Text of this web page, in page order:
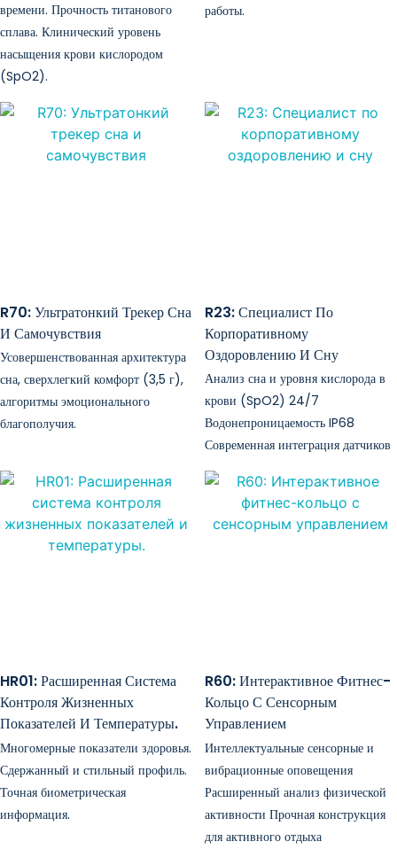
времени. Прочность титанового
сплава. Клинический уровень
насыщения крови кислородом
(SpO2).
работы.
R70: Ультратонкий Трекер Сна
И Самочувствия
Усовершенствованная архитектура
сна, сверхлегкий комфорт (3,5 г),
алгоритмы эмоционального
благополучия.
R23: Специалист По
Корпоративному
Оздоровлению И Сну
Анализ сна и уровня кислорода в
крови (SpO2) 24/7
Водонепроницаемость IP68
Современная интеграция датчиков
HR01: Расширенная Система
Контроля Жизненных
Показателей И Температуры.
Многомерные показатели здоровья.
Сдержанный и стильный профиль.
Точная биометрическая
информация.
R60: Интерактивное Фитнес-
Кольцо С Сенсорным
Управлением
Интеллектуальные сенсорные и
вибрационные оповещения
Расширенный анализ физической
активности Прочная конструкция
для активного отдыха